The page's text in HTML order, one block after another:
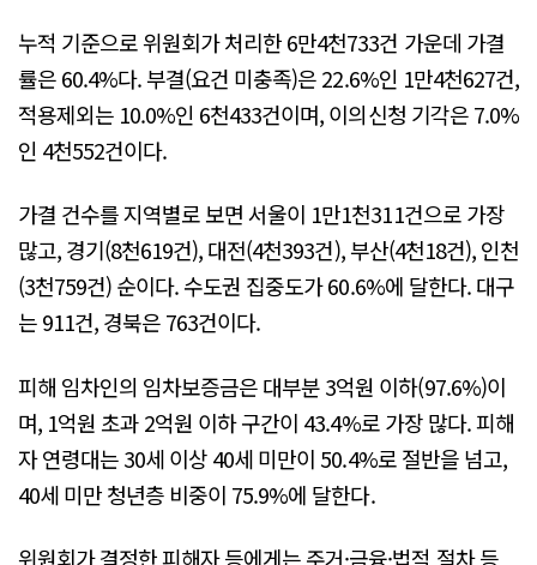
누적 기준으로 위원회가 처리한 6만4천733건 가운데 가결
률은 60.4%다. 부결(요건 미충족)은 22.6%인 1만4천627건,
적용제외는 10.0%인 6천433건이며, 이의신청 기각은 7.0%
인 4천552건이다.
가결 건수를 지역별로 보면 서울이 1만1천311건으로 가장
많고, 경기(8천619건), 대전(4천393건), 부산(4천18건), 인천
(3천759건) 순이다. 수도권 집중도가 60.6%에 달한다. 대구
는 911건, 경북은 763건이다.
피해 임차인의 임차보증금은 대부분 3억원 이하(97.6%)이
며, 1억원 초과 2억원 이하 구간이 43.4%로 가장 많다. 피해
자 연령대는 30세 이상 40세 미만이 50.4%로 절반을 넘고,
40세 미만 청년층 비중이 75.9%에 달한다.
위원회가 결정한 피해자 등에게는 주거·금융·법적 절차 등